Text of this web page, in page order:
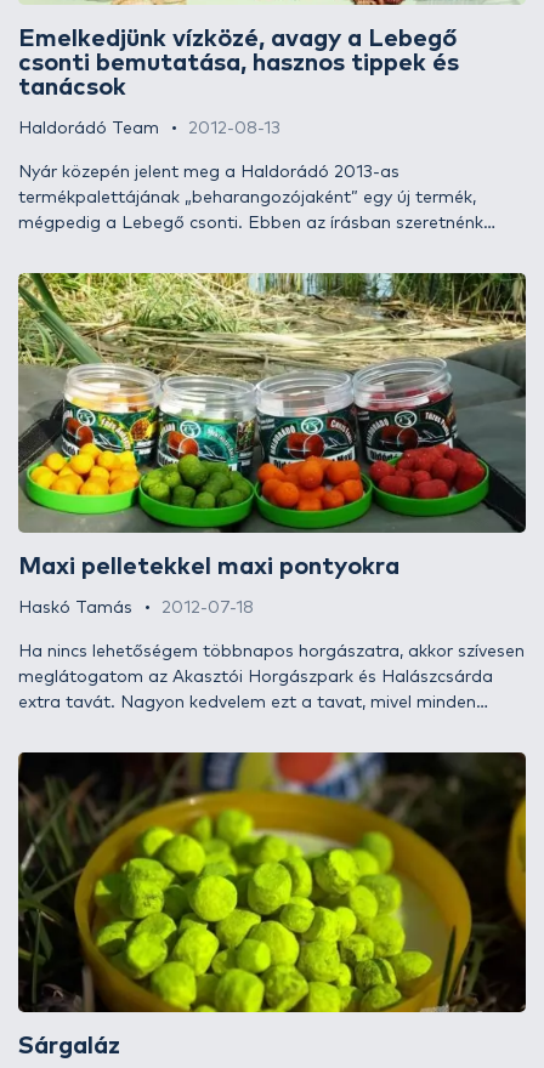
Emelkedjünk vízközé, avagy a Lebegő
csonti bemutatása, hasznos tippek és
tanácsok
Haldorádó Team 2012-08-13
Nyár közepén jelent meg a Haldorádó 2013-as
termékpalettájának „beharangozójaként” egy új termék,
mégpedig a Lebegő csonti. Ebben az írásban szeretnénk
használati tippet megosztani, ami igazolja, hogy nem csak a
versenyhorgászoknak szánjuk ezt a különleges horogra valót!
Maxi pelletekkel maxi pontyokra
Haskó Tamás 2012-07-18
Ha nincs lehetőségem többnapos horgászatra, akkor szívesen
meglátogatom az Akasztói Horgászpark és Halászcsárda
extra tavát. Nagyon kedvelem ezt a tavat, mivel minden
bőven volt idejük kitanulni azokat a fortélyokat és trükköket,
melyekkel ki tudják kerülni a horgászok csalijait. Itt szinte nincs
két egyforma horgásznap, mindig valami újjal kell próbálkozni
az eredményes horgászat érdekében, de most új csalikkal és
ötletekkel „felfegyverkezve” indultunk neki idei első
kísérletünknek. Ha kíváncsiak vagytok, hogyan is sikerült, akkor
csak kattintsatok tovább, és minden kiderül!
Sárgaláz